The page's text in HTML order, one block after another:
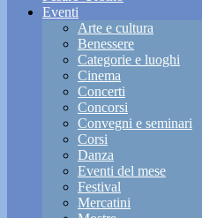
Eventi
Arte e cultura
Benessere
Categorie e luoghi
Cinema
Concerti
Concorsi
Convegni e seminari
Corsi
Danza
Eventi del mese
Festival
Mercatini